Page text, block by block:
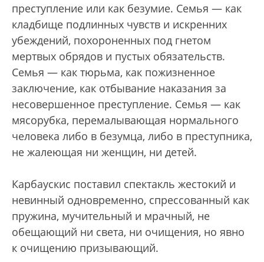
преступление или как безумие. Семья — как
кладбище подлинных чувств и искренних
убеждений, похороненных под гнетом
мертвых обрядов и пустых обязательств.
Семья — как тюрьма, как пожизненное
заключение, как отбывание наказания за
несовершенное преступление. Семья — как
мясорубка, перемалывающая нормального
человека либо в безумца, либо в преступника,
не жалеющая ни женщин, ни детей.
Карбаускис поставил спектакль жестокий и
невинный одновременно, спрессованный как
пружина, мучительный и мрачный, не
обещающий ни света, ни очищения, но явно
к очищению призывающий.